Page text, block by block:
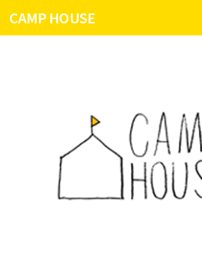
コンテンツへスキップ
CAMP HOUSE